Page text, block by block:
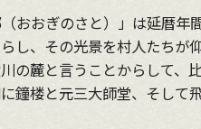
おおぎのさと）」は延暦
し、その光景を村人たち
の麓と言うことからして
鐘楼と元三大師堂、そして